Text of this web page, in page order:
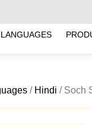
LANGUAGES
/ Hindi / Soch